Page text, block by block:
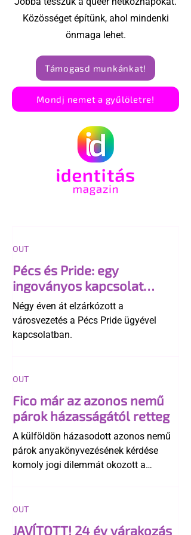
Közösséget építünk, ahol mindenki
önmaga lehet.
Támogasd munkánkat!
Mondj nemet a gyűlöletre!
Pécs és Pride: egy
ingoványos kapcsolat
története
Négy éven át elzárkózott a
városvezetés a Pécs Pride ügyével
kapcsolatban.
OUT
Fico már az azonos nemű
párok házasságától retteg
A külföldön házasodott azonos nemű
párok anyakönyvezésének kérdése
komoly jogi dilemmát okozott a
egyértelműen tiltja a házasságuk
elismerését. Közben az ellenzéken belül
OUT
JAVÍTOTT! 24 év várakozás
OUT